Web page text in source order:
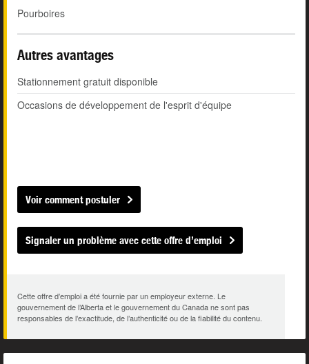
Pourboires
Autres avantages
Stationnement gratuit disponible
Occasions de développement de l'esprit d'équipe
Voir comment postuler
Signaler un problème avec cette offre d’emploi
Cette offre d’emploi a été fournie par un employeur externe. Le
gouvernement de l’Alberta et le gouvernement du Canada ne sont pas
responsables de l’exactitude, de l’authenticité ou de la fiabilité du contenu.